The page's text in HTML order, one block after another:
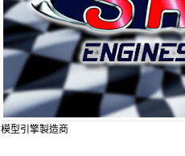
模型引擎製造商